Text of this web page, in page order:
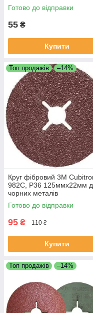
Готово до відправки
55 ₴
Купити
Топ продажів –14%
Круг фібровий 3М
982C, P36 125ммх22мм
чорних металів
Готово до відправки
95 ₴ 110 ₴
Купити
Топ продажів –14%